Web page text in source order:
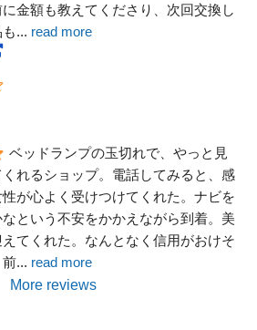
金額も教えてくださり、次回交換し
... read more
ベッドランプの玉切れで、やっと見
れるショップ。電話してみると、感
が心よく受けつけてくれた。ナビを
という不安をかかえながら到着。美
てくれた。なんとなく信用がおけそ
前... read more
More reviews